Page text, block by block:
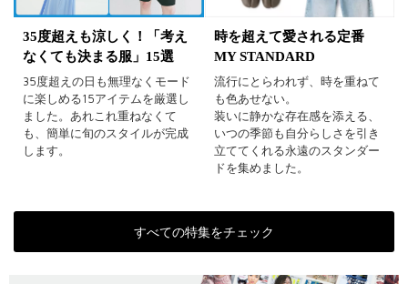
35度超えも涼しく！「考え
なくても決まる服」15選
35度超えの日も無理なくモード
に楽しめる15アイテムを厳選し
ました。あれこれ重ねなくて
も、簡単に旬のスタイルが完成
します。
時を超えて愛される定番
MY STANDARD
流行にとらわれず、時を重ねて
も色あせない。
装いに静かな存在感を添える、
いつの季節も自分らしさを引き
立ててくれる永遠のスタンダー
ドを集めました。
すべての特集をチェック